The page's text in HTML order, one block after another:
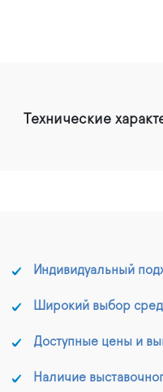
Технические
Индивидуальный
Широкий выбор
Доступные цены и
Наличие